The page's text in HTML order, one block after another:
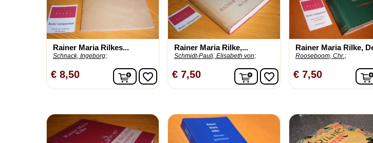
Rainer Maria Rilkes...
Schnack, Ingeborg;
€ 8,50 In winkelwagen
favorite_border
Rainer Maria Rilke,...
Schmidt-Pauli, Elisabeth von;
€ 7,50 In winkelwagen
favorite_border
Rainer Maria Rilke,
Rooseboom, Chr.;
€ 7,50